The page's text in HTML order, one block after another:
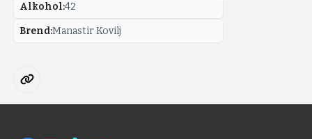
Alkohol:42
Brend:Manastir Kovilj